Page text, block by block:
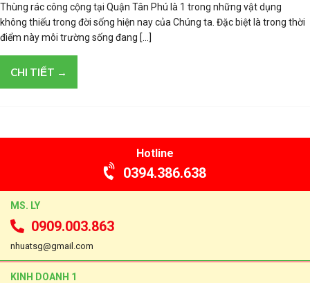
Thùng rác công cộng tại Quận Tân Phú là 1 trong những vật dụng
không thiếu trong đời sống hiện nay của Chúng ta. Đặc biệt là trong thời
điểm này môi trường sống đang […]
CHI TIẾT →
Hotline
0394.386.638
MS. LY
0909.003.863
nhuatsg@gmail.com
KINH DOANH 1